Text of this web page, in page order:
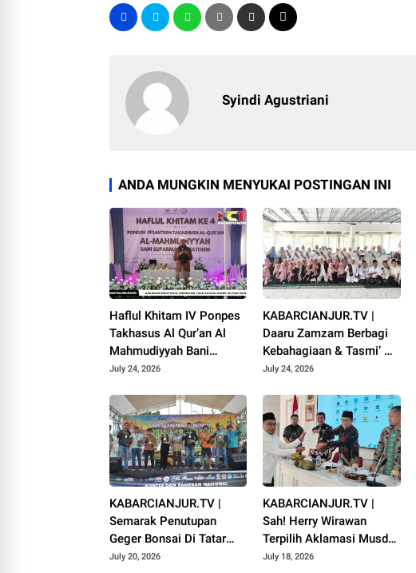
Syindi Agustriani
ANDA MUNGKIN MENYUKAI POSTINGAN INI
Haflul Khitam IV Ponpes
Takhasus Al Qur’an Al
Mahmudiyyah Bani
Suparman Assatinem
July 24, 2026
KABARCIANJUR.TV |
Daaru Zamzam Berbagi
Kebahagiaan & Tasmi’ Al
Qur’an Sambut Muharram
July 24, 2026
KABARCIANJUR.TV |
Semarak Penutupan
Geger Bonsai Di Tatar
Pasundan
July 20, 2026
KABARCIANJUR.TV |
Sah! Herry Wirawan
Terpilih Aklamasi Musda
VI ICMI Orda Cianjur
July 18, 2026